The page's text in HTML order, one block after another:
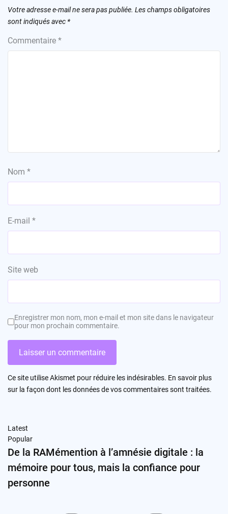
Votre adresse e-mail ne sera pas publiée. Les champs obligatoires
sont indiqués avec *
Commentaire *
Nom *
E-mail *
Site web
Enregistrer mon nom, mon e-mail et mon site dans le navigateur
pour mon prochain commentaire.
Ce site utilise Akismet pour réduire les indésirables. En savoir plus
sur la façon dont les données de vos commentaires sont traitées.
Latest
Popular
De la RAMémention à l’amnésie digitale : la
mémoire pour tous, mais la confiance pour
personne